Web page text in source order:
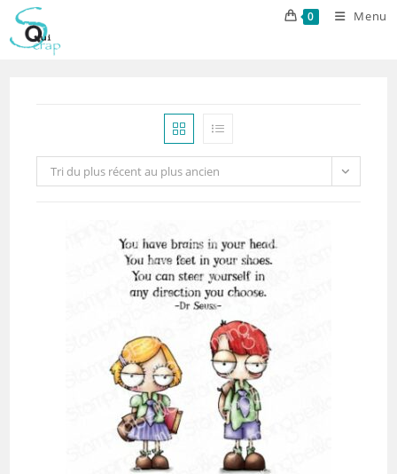
Skip
content
0 Menu
Tri du plus récent au plus ancien